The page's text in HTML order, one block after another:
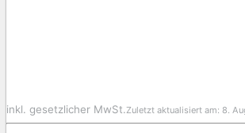
inkl. gesetzlicher MwSt.Zuletzt aktualisiert am: 8.